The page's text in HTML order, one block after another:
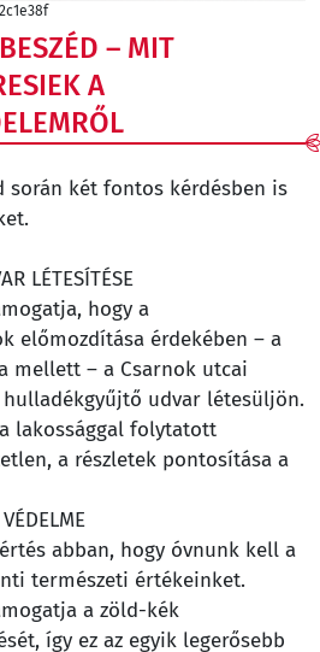
– MIT
A
során két fontos kérdésben is
LÉTESÍTÉSE
hogy a
előmozdítása érdekében – a
mellett – a Csarnok utcai
udvar létesüljön.
lakossággal folytatott
a részletek pontosítása a
abban, hogy óvnunk kell a
természeti értékeinket.
a zöld-kék
így ez az egyik legerősebb